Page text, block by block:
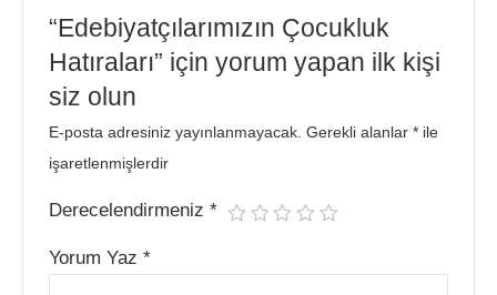
“Edebiyatçılarımızın Çocukluk
Hatıraları” için yorum yapan ilk kişi
siz olun
E-posta adresiniz yayınlanmayacak. Gerekli alanlar* ile
işaretlenmişlerdir
Derecelendirmeniz*
Yorum Yaz*